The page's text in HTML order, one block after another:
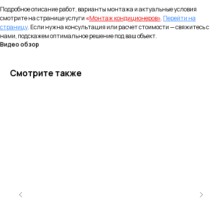
Подробное описание работ, варианты монтажа и актуальные условия
смотрите на странице услуги «Монтаж кондиционеров». Перейти на
страницу. Если нужна консультация или расчет стоимости — свяжитесь с
нами, подскажем оптимальное решение под ваш объект.
Видео обзор
Смотрите также
Москва и Московская область
Контакты
8 (977) 716-54-34
Магазин Шоурум